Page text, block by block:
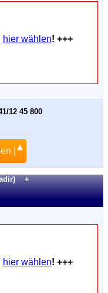
hier wählen! +++
12 45 800
|
+
hier wählen! +++